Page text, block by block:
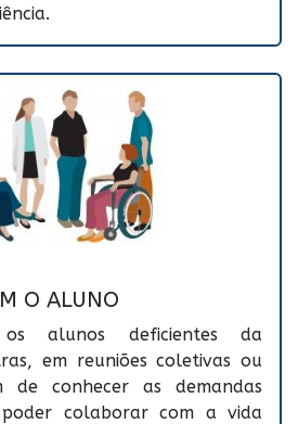
O ALUNO
os alunos deficientes da
em reuniões coletivas ou
de conhecer as demandas
colaborar com a vida